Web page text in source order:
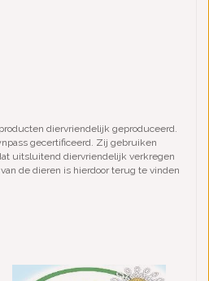
diervriendelijk geproduceerd.
gecertificeerd. Zij gebruiken
uitsluitend diervriendelijk verkregen
de dieren is hierdoor terug te vinden